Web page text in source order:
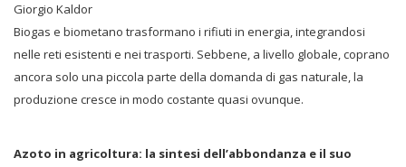
Giorgio Kaldor
Biogas e biometano trasformano i rifiuti in energia, integrandosi
nelle reti esistenti e nei trasporti. Sebbene, a livello globale, coprano
ancora solo una piccola parte della domanda di gas naturale, la
produzione cresce in modo costante quasi ovunque.
Azoto in agricoltura: la sintesi dell’abbondanza e il suo